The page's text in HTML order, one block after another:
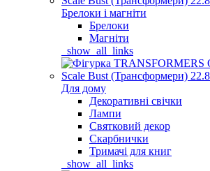
Брелоки і магніти
Брелоки
Магніти
_show_all_links
Для дому
Декоративні свічки
Лампи
Святковий декор
Скарбнички
Тримачі для книг
_show_all_links